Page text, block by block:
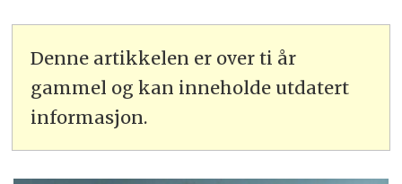
Denne artikkelen er over ti år
gammel og kan inneholde utdatert
informasjon.